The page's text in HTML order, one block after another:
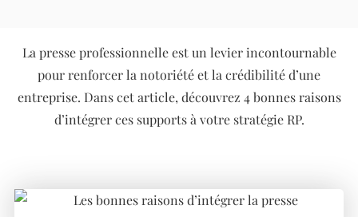
La presse professionnelle est un levier incontournable
pour renforcer la notoriété et la crédibilité d’une
entreprise. Dans cet article, découvrez 4 bonnes raisons
d’intégrer ces supports à votre stratégie RP.